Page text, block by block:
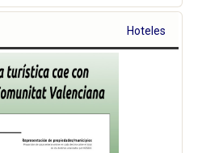
Hoteles